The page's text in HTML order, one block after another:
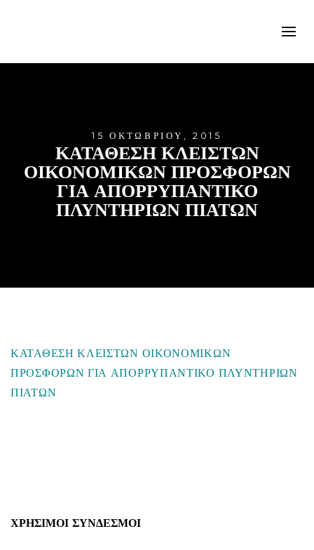
15 ΟΚΤΩΒΡΊΟΥ, 2015
ΚΑΤΑΘΕΣΗ ΚΛΕΙΣΤΩΝ
ΟΙΚΟΝΟΜΙΚΩΝ ΠΡΟΣΦΟΡΩΝ
ΓΙΑ ΑΠΟΡΡΥΠΑΝΤΙΚΟ
ΠΛΥΝΤΗΡΙΩΝ ΠΙΑΤΩΝ
ΚΑΤΑΘΕΣΗ ΚΛΕΙΣΤΩΝ ΟΙΚΟΝΟΜΙΚΩΝ
ΠΡΟΣΦΟΡΩΝ ΓΙΑ ΑΠΟΡΡΥΠΑΝΤΙΚΟ ΠΛΥΝΤΗΡΙΩΝ
ΠΙΑΤΩΝ
ΧΡΉΣΙΜΟΙ ΣΎΝΔΕΣΜΟΙ